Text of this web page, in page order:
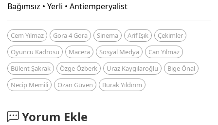
Bağımsız • Yerli • Antiemperyalist
Cem Yılmaz Gora 4 Gora Sinema Arif Işık
Çekimler
Oyuncu Kadrosu
Macera Sosyal Medya
Can Yılmaz
Bülent Şakrak
Özge Özberk Uraz Kaygılaroğlu
Bige Önal
Necip Memili
Ozan Güven Burak Yıldırım
Yorum Ekle